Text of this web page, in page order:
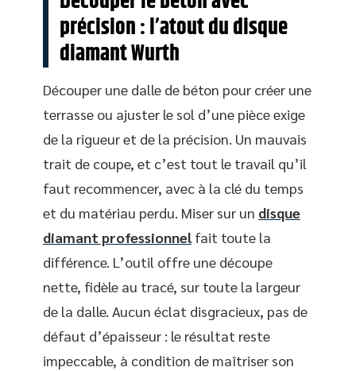
précision : l’atout du disque
diamant Wurth
Découper une dalle de béton pour créer une
terrasse ou ajuster le sol d’une pièce exige
de la rigueur et de la précision. Un mauvais
trait de coupe, et c’est tout le travail qu’il
faut recommencer, avec à la clé du temps
et du matériau perdu. Miser sur un disque
diamant professionnelfait toute la
différence. L’outil offre une découpe
nette, fidèle au tracé, sur toute la largeur
de la dalle. Aucun éclat disgracieux, pas de
défaut d’épaisseur : le résultat reste
impeccable, à condition de maîtriser son